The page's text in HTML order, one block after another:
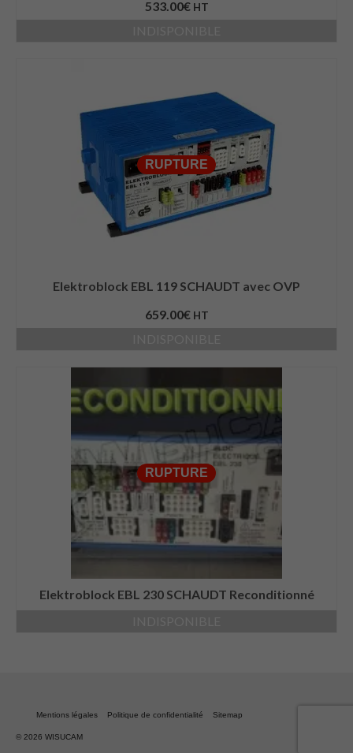
533.00€ HT
RUPTURE
Elektroblock EBL 119 SCHAUDT avec OVP
659.00€ HT
RUPTURE
Elektroblock EBL 230 SCHAUDT Reconditionné
Mentions légales Politique de confidentialité Sitemap
© 2026 WISUCAM